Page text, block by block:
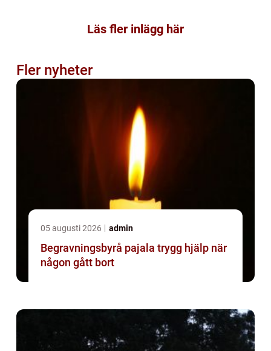
Läs fler inlägg här
Fler nyheter
05 augusti 2026 admin
Begravningsbyrå pajala trygg hjälp när
någon gått bort